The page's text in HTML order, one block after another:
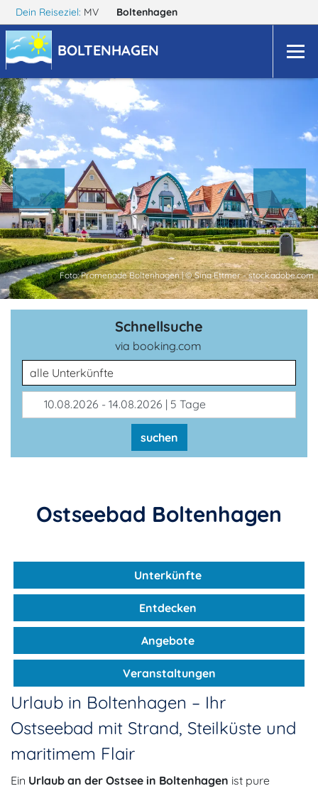
Dein Reiseziel: MV Boltenhagen
BOLTENHAGEN
Foto: Promenade Boltenhagen | © Sina Ettmer - stock.adobe.com
Schnellsuche
via booking.com
Unterkunftsart
10.08.2026 - 14.08.2026 | 5 Tage
suchen
Ostseebad Boltenhagen
Unterkünfte
Entdecken
Angebote
Veranstaltungen
Urlaub in Boltenhagen – Ihr
Ostseebad mit Strand, Steilküste und
maritimem Flair
Ein Urlaub an der Ostsee in Boltenhagen ist pure